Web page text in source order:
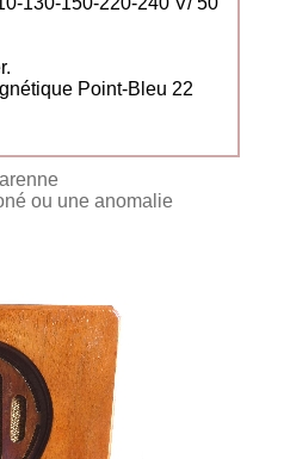
Point-Bleu 22
ou une anomalie